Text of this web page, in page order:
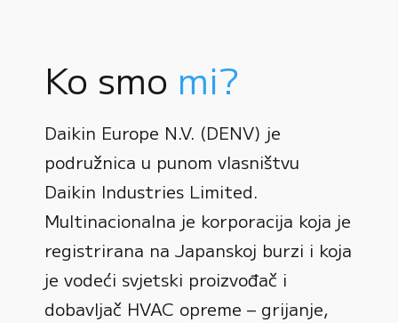
Ko smo mi?
Daikin Europe N.V. (DENV) je
podružnica u punom vlasništvu
Daikin Industries Limited.
Multinacionalna je korporacija koja je
registrirana na Japanskoj burzi i koja
je vodeći svjetski proizvođač i
dobavljač HVAC opreme – grijanje,
0